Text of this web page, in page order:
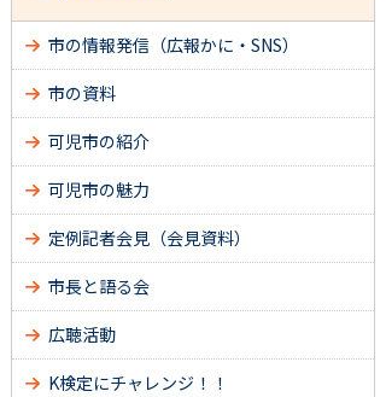
市の情報発信（広報かに・SNS）
市の資料
可児市の紹介
可児市の魅力
定例記者会見（会見資料）
市長と語る会
広聴活動
K検定にチャレンジ！！